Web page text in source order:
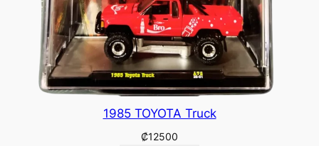
1985 TOYOTA Truck
₡12500